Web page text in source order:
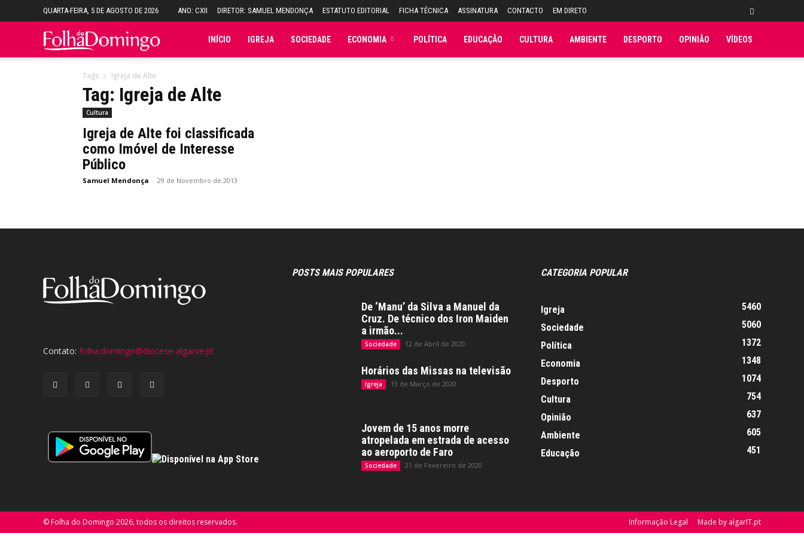
QUARTA-FEIRA, 5 DE AGOSTO DE 2026 ANO: CXII DIRETOR: SAMUEL MENDONÇA ESTATUTO EDITORIAL FICHA TÉCNICA ASSINATURA CONTACTO EM DIRETO
Folha INÍCIO IGREJA SOCIEDADE ECONOMIA POLÍTICA EDUCAÇÃO CULTURA AMBIENTE DESPORTO OPINIÃO VÍDEOS
Tags Igreja de Alte
Tag: Igreja de Alte
Cultura
Igreja de Alte foi classificada
como Imóvel de Interesse
Público
Samuel Mendonça - 29 de Novembro de 2013
Contato: folha.domingo@diocese-algarve.pt
POSTS MAIS POPULARES
De ‘Manu’ da Silva a Manuel da
Cruz. De técnico dos Iron Maiden
a irmão...
Sociedade 12 de Abril de 2020
Horários das Missas na televisão
Igreja 13 de Março de 2020
Jovem de 15 anos morre
atropelada em estrada de acesso
ao aeroporto de Faro
Sociedade 21 de Fevereiro de 2020
CATEGORIA POPULAR
Igreja
5460
Sociedade
5060
Política
1372
Economia
1348
Desporto
1074
Cultura
754
Opinião
637
Ambiente
605
Educação
451
Informação Legal Made by algarIT.pt
© Folha do Domingo 2026, todos os direitos reservados.